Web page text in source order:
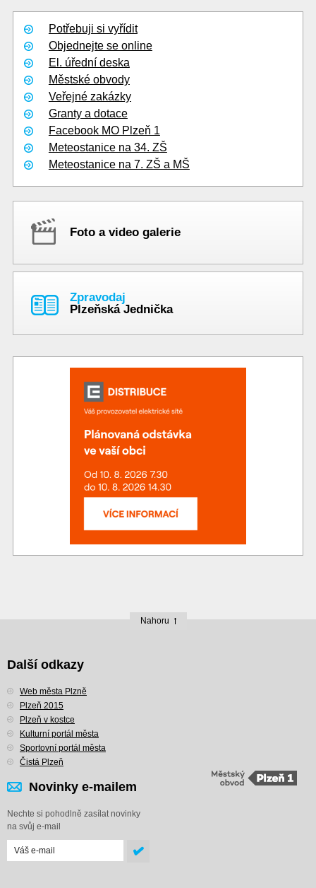
Potřebuji si vyřídit
Objednejte se online
El. úřední deska
Městské obvody
Veřejné zakázky
Granty a dotace
Facebook MO Plzeň 1
Meteostanice na 34. ZŠ
Meteostanice na 7. ZŠ a MŠ
Foto a video galerie
Zpravodaj
Plzeňská Jednička
Nahoru
Další odkazy
Web města Plzně
Plzeň 2015
Plzeň v kostce
Kulturní portál města
Sportovní portál města
Čistá Plzeň
Novinky e-mailem
Nechte si pohodlně zasílat novinky
na svůj e-mail